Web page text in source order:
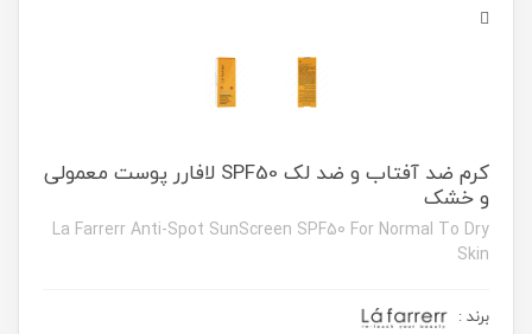
کرم ضد آفتاب و ضد لک SPF50 لافارر پوست معمولی
و خشک
La Farrerr Anti-Spot SunScreen SPF50 For Normal To Dry
Skin
برند :